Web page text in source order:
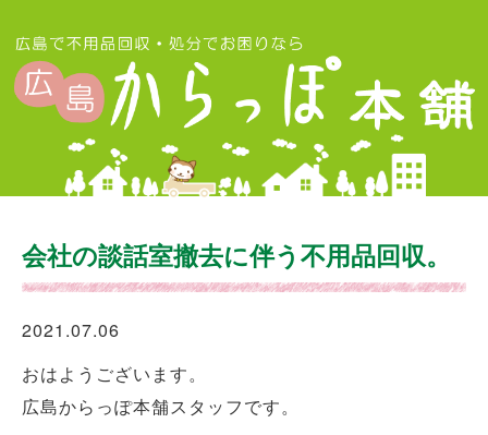
会社の談話室撤去に伴う不用品回収。
2021.07.06
おはようございます。
広島からっぽ本舗スタッフです。